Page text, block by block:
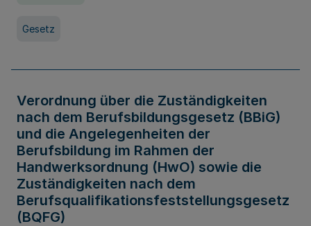
Gesetz
Verordnung über die Zuständigkeiten
nach dem Berufsbildungsgesetz (BBiG)
und die Angelegenheiten der
Berufsbildung im Rahmen der
Handwerksordnung (HwO) sowie die
Zuständigkeiten nach dem
Berufsqualifikationsfeststellungsgesetz
(BQFG)